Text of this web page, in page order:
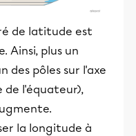
de latitude est
Ainsi, plus un
des pôles sur l'axe
de l'équateur),
la longitude à